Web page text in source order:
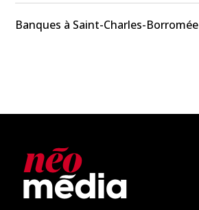
Banques à Saint-Charles-Borromée